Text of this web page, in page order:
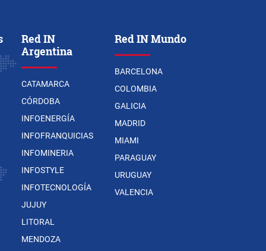
Red IN
Argentina
CATAMARCA
CÓRDOBA
INFOENERGÍA
INFOFRANQUICIAS
INFOMINERIA
INFOSTYLE
INFOTECNOLOGÍA
JUJUY
LITORAL
MENDOZA
Red IN Mundo
BARCELONA
COLOMBIA
GALICIA
MADRID
MIAMI
PARAGUAY
URUGUAY
VALENCIA